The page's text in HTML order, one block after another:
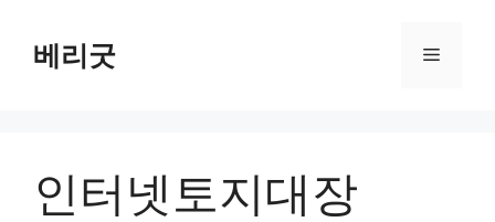
베리굿 메
인터넷토지대장